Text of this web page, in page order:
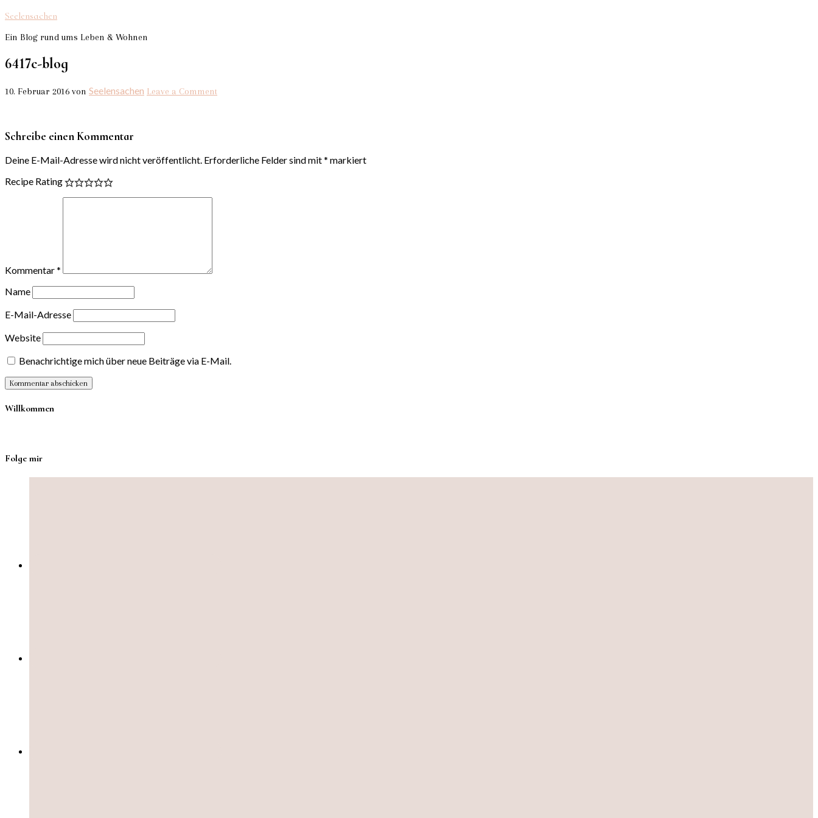
Seelensachen
Ein Blog rund ums Leben & Wohnen
6417c-blog
10. Februar 2016 von Seelensachen Leave a Comment
Schreibe einen Kommentar
Deine E-Mail-Adresse wird nicht veröffentlicht. Erforderliche Felder sind mit* markiert
Recipe Rating
Kommentar*
Name
E-Mail-Adresse
Website
Benachrichtige mich über neue Beiträge via E-Mail.
Willkommen
Folge mir